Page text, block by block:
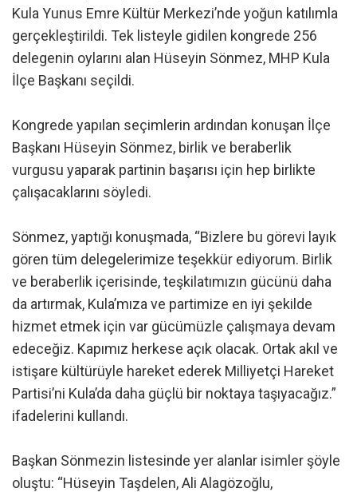
Kula Yunus Emre Kültür Merkezi’nde yoğun katılımla
gerçekleştirildi. Tek listeyle gidilen kongrede 256
delegenin oylarını alan Hüseyin Sönmez, MHP Kula
İlçe Başkanı seçildi.
Kongrede yapılan seçimlerin ardından konuşan İlçe
Başkanı Hüseyin Sönmez, birlik ve beraberlik
vurgusu yaparak partinin başarısı için hep birlikte
çalışacaklarını söyledi.
Sönmez, yaptığı konuşmada, “Bizlere bu görevi layık
gören tüm delegelerimize teşekkür ediyorum. Birlik
ve beraberlik içerisinde, teşkilatımızın gücünü daha
da artırmak, Kula’mıza ve partimize en iyi şekilde
hizmet etmek için var gücümüzle çalışmaya devam
edeceğiz. Kapımız herkese açık olacak. Ortak akıl ve
istişare kültürüyle hareket ederek Milliyetçi Hareket
Partisi’ni Kula’da daha güçlü bir noktaya taşıyacağız.”
ifadelerini kullandı.
Başkan Sönmezin listesinde yer alanlar isimler şöyle
oluştu: “Hüseyin Taşdelen, Ali Alagözoğlu,